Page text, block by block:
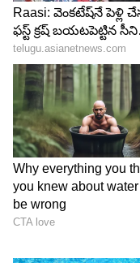
LATEST VIDEOS